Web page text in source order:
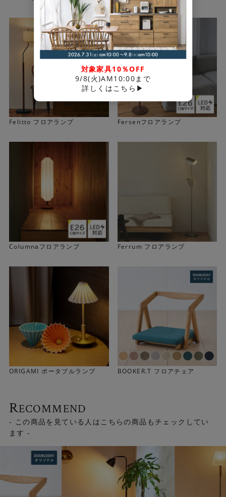
シェードと、支柱などにあしらわれたゴールドの組み合わ
せが都会的な印象です。ミニマルデザインの支柱はモダン
なインテリアにも好相性です。
シンプルなフォルムとデザインをゴールドパーツが引き立
Felitto フロアランプ Fersenフロアランプ
Columnaフロアランプ Ferrum フロアランプ
ORIGAMI ポータブルランプ BOOKER.T フロアチェア
RECOMMEND
- この商品を見ている人はこちらの商品もチェックしてい
ます -
対象家具10％OFF
9/8(火)AM10:00まで
詳しくはこちら▶